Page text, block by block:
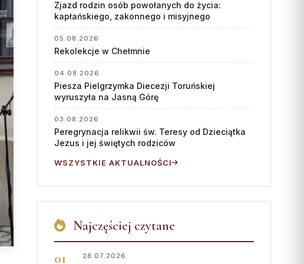
KONTAKT
Dane kurii
Msze święte online
Kalendarz liturgiczny
Zjazd rodzin osób powołanych do życia:
kapłańskiego, zakonnego i misyjnego
05.08.2026
Rekolekcje w Chełmnie
04.08.2026
Piesza Pielgrzymka Diecezji Toruńskiej
wyruszyła na Jasną Górę
03.08.2026
Peregrynacja relikwii św. Teresy od Dzieciątka
Jezus i jej świętych rodziców
WSZYSTKIE AKTUALNOŚCI
Najczęściej czytane
28.07.2026